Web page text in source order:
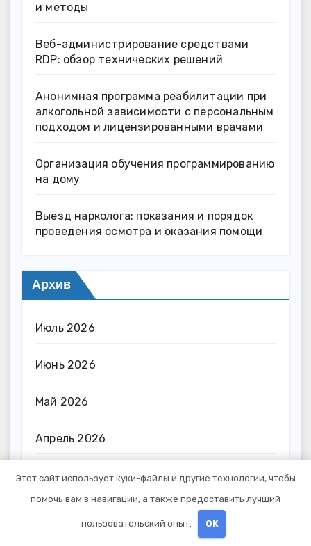
и методы
Веб-администрирование средствами
RDP: обзор технических решений
Анонимная программа реабилитации при
алкогольной зависимости с персональным
подходом и лицензированными врачами
Организация обучения программированию
на дому
Выезд нарколога: показания и порядок
проведения осмотра и оказания помощи
Архив
Июль 2026
Июнь 2026
Май 2026
Апрель 2026
Март 2026
Этот сайт использует куки-файлы и другие технологии, чтобы
помочь вам в навигации, а также предоставить лучший
пользовательский опыт. OK